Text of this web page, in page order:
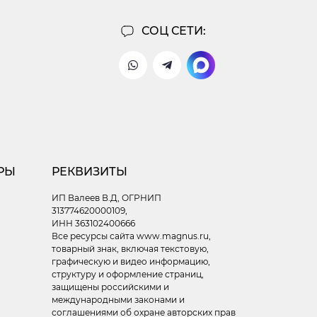
СОЦ СЕТИ:
РЕКВИЗИТЫ
ИП Валеев В.Д, ОГРНИП
313774620000109,
ИНН 363102400666
Все ресурсы сайта www.magnus.ru,
товарный знак, включая текстовую,
графическую и видео информацию,
структуру и оформление страниц,
защищены российскими и
международными законами и
соглашениями об охране авторских прав